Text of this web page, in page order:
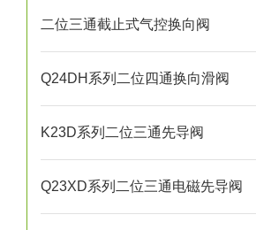
二位三通截止式气控换向阀
Q24DH系列二位四通换向滑阀
K23D系列二位三通先导阀
Q23XD系列二位三通电磁先导阀